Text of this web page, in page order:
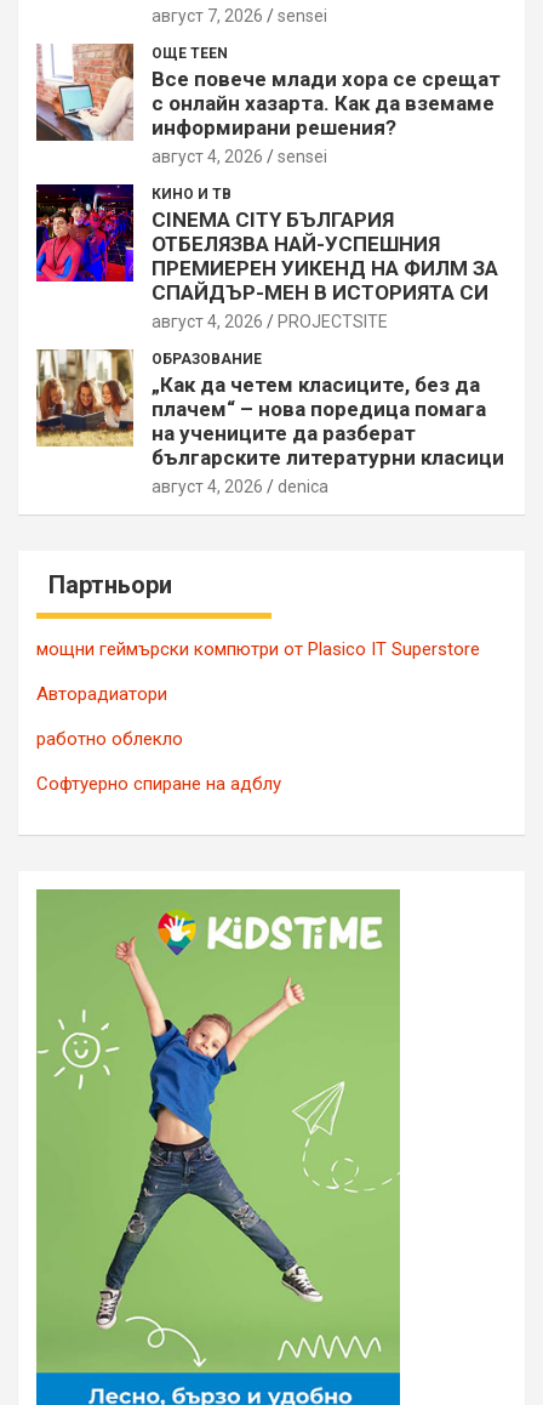
август 7, 2026 sensei
ОЩЕ TEEN
Все повече млади хора се срещат
с онлайн хазарта. Как да вземаме
информирани решения?
август 4, 2026 sensei
КИНО И ТВ
CINEMA CITY БЪЛГАРИЯ
ОТБЕЛЯЗВА НАЙ-УСПЕШНИЯ
ПРЕМИЕРЕН УИКЕНД НА ФИЛМ ЗА
СПАЙДЪР-МЕН В ИСТОРИЯТА СИ
август 4, 2026 PROJECTSITЕ
ОБРАЗОВАНИЕ
„Как да четем класиците, без да
плачем“ – нова поредица помага
на учениците да разберат
българските литературни класици
август 4, 2026 denica
Партньори
мощни геймърски компютри от Plasico IT Superstore
Авторадиатори
работно облекло
Софтуерно спиране на адблу